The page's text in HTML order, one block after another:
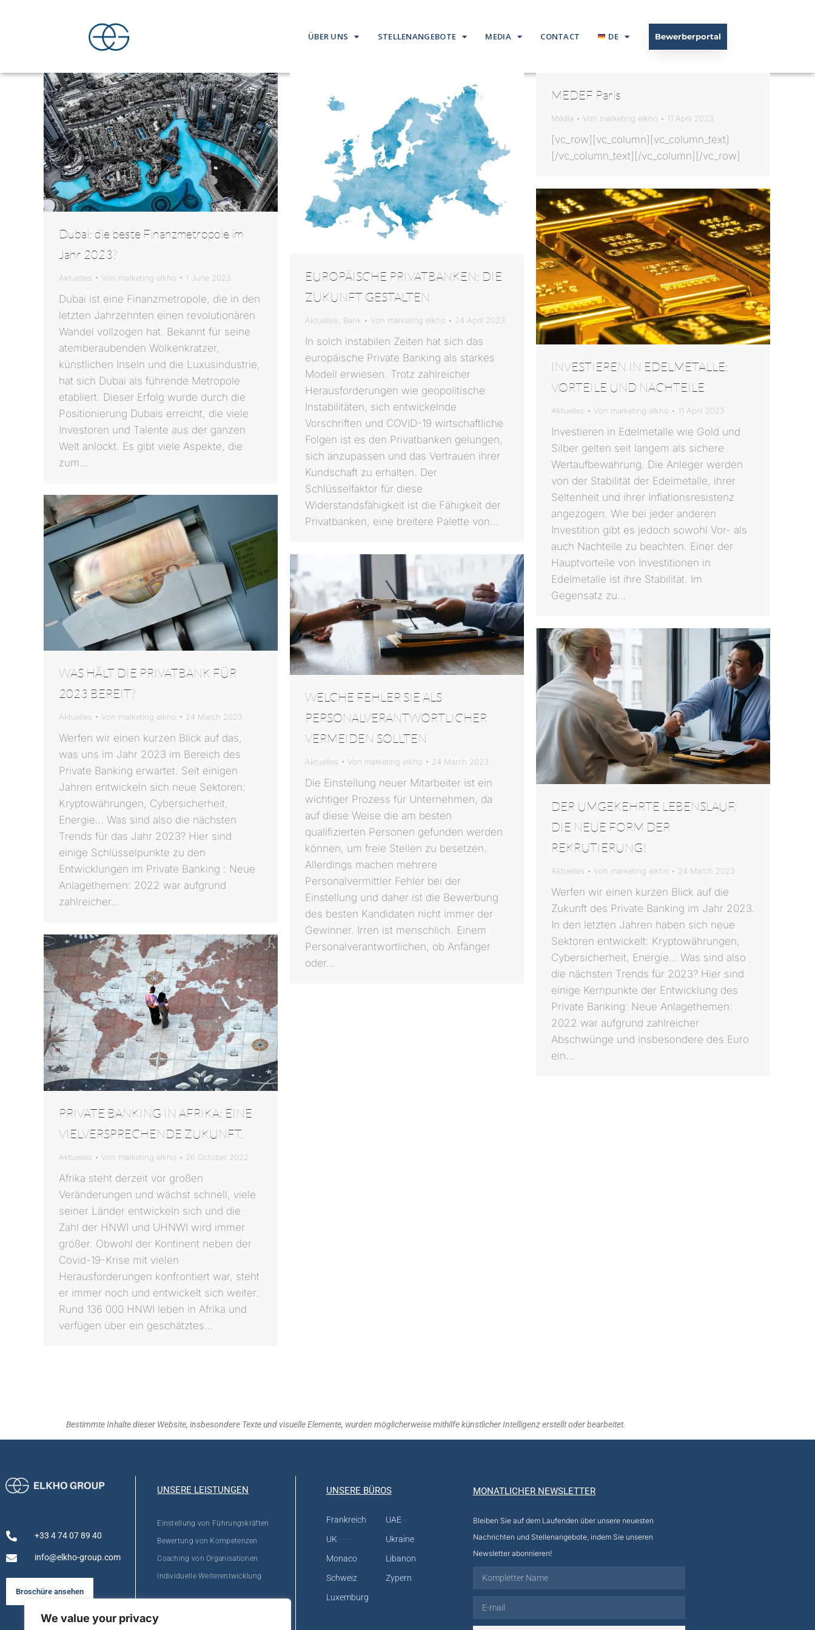
We value your privacy
ÜBER UNS STELLENANGEBOTE MEDIA CONTACT DE Bewerberportal
Dubai: die beste Finanzmetropole im
Jahr 2023?
Aktuelles Von marketing elkho 1 June 2023
Dubai ist eine Finanzmetropole, die in den
letzten Jahrzehnten einen revolutionären
Wandel vollzogen hat. Bekannt für seine
atemberaubenden Wolkenkratzer,
künstlichen Inseln und die Luxusindustrie,
hat sich Dubai als führende Metropole
etabliert. Dieser Erfolg wurde durch die
Positionierung Dubais erreicht, die viele
Investoren und Talente aus der ganzen
Welt anlockt. Es gibt viele Aspekte, die
zum…
EUROPÄISCHE PRIVATBANKEN: DIE
ZUKUNFT GESTALTEN
Aktuelles, Bank Von marketing elkho 24 April 2023
In solch instabilen Zeiten hat sich das
europäische Private Banking als starkes
Modell erwiesen. Trotz zahlreicher
Herausforderungen wie geopolitische
Instabilitäten, sich entwickelnde
Vorschriften und COVID-19 wirtschaftliche
Folgen ist es den Privatbanken gelungen,
sich anzupassen und das Vertrauen ihrer
Kundschaft zu erhalten. Der
Schlüsselfaktor für diese
Widerstandsfähigkeit ist die Fähigkeit der
Privatbanken, eine breitere Palette von…
MEDEF Paris
Média Von marketing elkho 11 April 2023
[vc_row][vc_column][vc_column_text]
[/vc_column_text][/vc_column][/vc_row]
INVESTIEREN IN EDELMETALLE:
VORTEILE UND NACHTEILE
Aktuelles Von marketing elkho 11 April 2023
Investieren in Edelmetalle wie Gold und
Silber gelten seit langem als sichere
Wertaufbewahrung. Die Anleger werden
von der Stabilität der Edelmetalle, ihrer
Seltenheit und ihrer Inflationsresistenz
angezogen. Wie bei jeder anderen
Investition gibt es jedoch sowohl Vor- als
auch Nachteile zu beachten. Einer der
Hauptvorteile von Investitionen in
Edelmetalle ist ihre Stabilität. Im
Gegensatz zu…
WAS HÄLT DIE PRIVATBANK FÜR
2023 BEREIT?
Aktuelles Von marketing elkho 24 March 2023
Werfen wir einen kurzen Blick auf das,
was uns im Jahr 2023 im Bereich des
Private Banking erwartet. Seit einigen
Jahren entwickeln sich neue Sektoren:
Kryptowährungen, Cybersicherheit,
Energie… Was sind also die nächsten
Trends für das Jahr 2023? Hier sind
einige Schlüsselpunkte zu den
Entwicklungen im Private Banking : Neue
Anlagethemen: 2022 war aufgrund
zahlreicher…
WELCHE FEHLER SIE ALS
PERSONALVERANTWORTLICHER
VERMEIDEN SOLLTEN
Aktuelles Von marketing elkho 24 March 2023
Die Einstellung neuer Mitarbeiter ist ein
wichtiger Prozess für Unternehmen, da
auf diese Weise die am besten
qualifizierten Personen gefunden werden
können, um freie Stellen zu besetzen.
Allerdings machen mehrere
Personalvermittler Fehler bei der
Einstellung und daher ist die Bewerbung
des besten Kandidaten nicht immer der
Gewinner. Irren ist menschlich. Einem
Personalverantwortlichen, ob Anfänger
oder…
DER UMGEKEHRTE LEBENSLAUF:
DIE NEUE FORM DER
REKRUTIERUNG!
Aktuelles Von marketing elkho 24 March 2023
Werfen wir einen kurzen Blick auf die
Zukunft des Private Banking im Jahr 2023.
In den letzten Jahren haben sich neue
Sektoren entwickelt: Kryptowährungen,
Cybersicherheit, Energie… Was sind also
die nächsten Trends für 2023? Hier sind
einige Kernpunkte der Entwicklung des
Private Banking: Neue Anlagethemen:
2022 war aufgrund zahlreicher
Abschwünge und insbesondere des Euro
ein…
PRIVATE BANKING IN AFRIKA: EINE
VIELVERSPRECHENDE ZUKUNFT.
Aktuelles Von marketing elkho 26 October 2022
Afrika steht derzeit vor großen
Veränderungen und wächst schnell, viele
seiner Länder entwickeln sich und die
Zahl der HNWI und UHNWI wird immer
größer. Obwohl der Kontinent neben der
Covid-19-Krise mit vielen
Herausforderungen konfrontiert war, steht
er immer noch und entwickelt sich weiter.
Rund 136 000 HNWI leben in Afrika und
verfügen über ein geschätztes…
Bestimmte Inhalte dieser Website, insbesondere Texte und visuelle Elemente, wurden möglicherweise mithilfe künstlicher Intelligenz erstellt oder bearbeitet.
+33 4 74 07 89 40
info@elkho-group.com
Broschüre ansehen
UNSERE LEISTUNGEN
Einstellung von Führungskräften
Bewertung von Kompetenzen
Coaching von Organisationen
Individuelle Weiterentwicklung
UNSERE BÜROS
Frankreich
UK
Monaco
Schweiz
Luxemburg
UAE
Ukraine
Libanon
Zypern
MONATLICHER NEWSLETTER
Bleiben Sie auf dem Laufenden über unsere neuesten
Nachrichten und Stellenangebote, indem Sie unseren
Newsletter abonnieren!